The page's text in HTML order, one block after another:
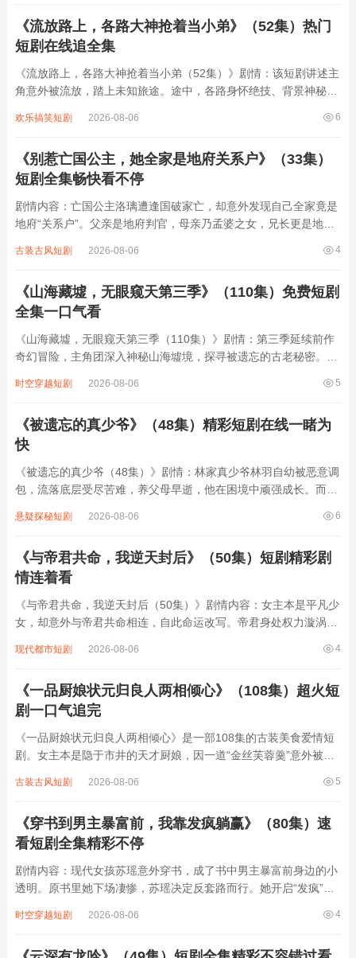
《流放路上，各路大神抢着当小弟》（52集）热门
短剧在线追全集
《流放路上，各路大神抢着当小弟（52集）》剧情：该短剧讲述主
角意外被流放，踏上未知旅途。途中，各路身怀绝技、背景神秘的
角身上藏着惊天秘密与巨大潜力，这些大神或是想借势崛起，或是
6
欢乐搞笑短剧 2026-08-06
《别惹亡国公主，她全家是地府关系户》（33集）
短剧全集畅快看不停
剧情内容：亡国公主洛璃遭逢国破家亡，却意外发现自己全家竟是
地府“关系户”。父亲是地府判官，母亲乃孟婆之女，兄长更是地府
权谋，一面手撕仇敌，将曾经欺辱她的人一一清算。从柔弱公主化
4
古装古风短剧 2026-08-06
《山海藏墟，无眼窥天第三季》（110集）免费短剧
全集一口气看
《山海藏墟，无眼窥天第三季（110集）》剧情：第三季延续前作
奇幻冒险，主角团深入神秘山海墟境，探寻被遗忘的古老秘密。这
追杀，一边破解墟中机关谜题，揭开“无眼窥天”背后关于上古神魔
5
时空穿越短剧 2026-08-06
《被遗忘的真少爷》（48集）精彩短剧在线一睹为
快
《被遗忘的真少爷（48集）》剧情：林家真少爷林羽自幼被恶意调
包，流落底层受尽苦难，养父母早逝，他在困境中顽强成长。而假
然，林羽的真实身份被揭开，回到林家后却遭家人冷漠对待，林辉
6
悬疑探秘短剧 2026-08-06
《与帝君共命，我逆天封后》（50集）短剧精彩剧
情连着看
《与帝君共命，我逆天封后（50集）》剧情内容：女主本是平凡少
女，却意外与帝君共命相连，自此命运改写。帝君身处权力漩涡，
旋，助帝君化解重重危机。她不惧世俗眼光，逆天而行，从默默无
4
现代都市短剧 2026-08-06
《一品厨娘状元归良人两相倾心》（108集）超火短
剧一口气追完
《一品厨娘状元归良人两相倾心》是一部108集的古装美食爱情短
剧。女主本是隐于市井的天才厨娘，因一道“金丝芙蓉羹”意外被卷
贵公子，实则背负家族血仇，两人在携手破解朝堂阴谋的过程中，
5
古装古风短剧 2026-08-06
《穿书到男主暴富前，我靠发疯躺赢》（80集）速
看短剧全集精彩不停
剧情内容：现代女孩苏瑶意外穿书，成了书中男主暴富前身边的小
透明。原书里她下场凄惨，苏瑶决定反套路而行。她开启“发疯”模
葩方式帮男主推销产品。本想借此刷存在感，却意外收获男主关
4
时空穿越短剧 2026-08-06